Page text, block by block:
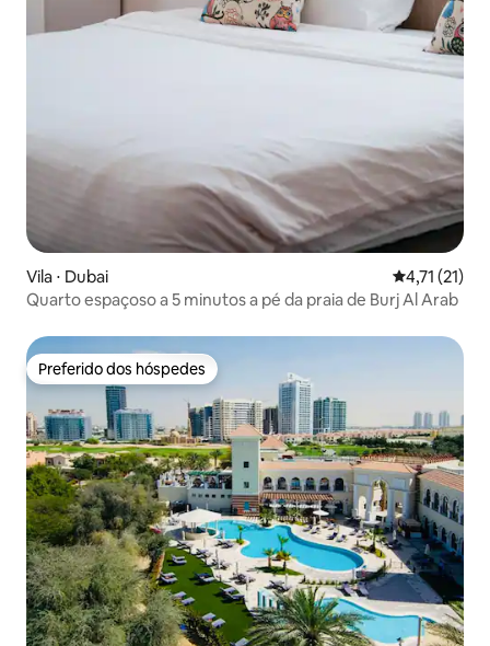
Vila ⋅ Dubai 4,71 de uma
4,71 (21)
Quarto espaçoso a 5 minutos a pé da praia de Burj Al Arab
Preferido dos hóspedes
Preferido dos hóspedes